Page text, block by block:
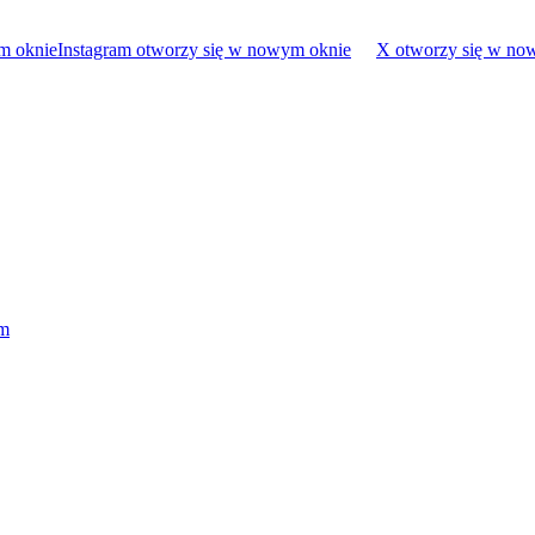
oknieInstagram otworzy się w nowym oknie X otworzy się w